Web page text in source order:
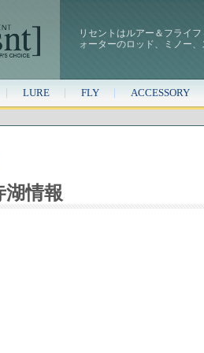
リセントはルアー＆フライ
ォーターのロッド、ミノー
LURE FLY ACCESSORY
湖情報